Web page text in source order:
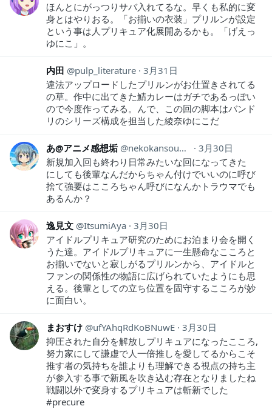
ほんとにがっつりサバ入れてるな。早くも私的に変
身とはやりおる。「お揃いの衣装」プリルンが設定
という事は人プリキュア化展開あるかも。「げえっ
ゆにこ」。
内田 pulp_literature 3月31日
違法アップロードしたプリルンがお仕置きされてる
の草。作中に出てきた鯖カレーはガチであるっぽい
ので今度作ってみる。んで、この回の脚本はバンド
リのシリーズ構成を担当した綾奈ゆにこだ
あ@アニメ感想垢 nekokansouyox
3月30日
新規加入回も終わり日常みたいな回になってきた
にしても後輩なんだからちゃん付けでいいのに呼び
捨て強要はこころちゃん呼びになんかトラウマでも
あるんか？
逸見文 ItsumiAya 3月30日
アイドルプリキュア研究のためにお泊まり会を開く
うた達。アイドルプリキュアに一生懸命なこころと
お揃いでないと寂しがるプリルンから、アイドルと
ファンの関係性の物語に広げられていたようにも思
える。後輩としての立ち位置を固守するこころが妙
に面白い。
まおすけ ufYAhqRdKoBNuwE 3月30日
抑圧された自分を解放しプリキュアになったこころ,
努力家にして謙虚で人一倍推しを愛してるからこそ
推す者の気持ちを誰よりも理解できる視点の持ち主
が参入する事で新風を吹き込む存在となりましたね
戦闘以外で変身するプリキュアは斬新でした
#precure